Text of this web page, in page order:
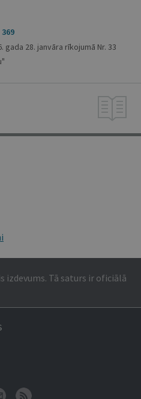
28. janvāra rīkojumā Nr. 33
izdevums. Tā saturs ir oficiālā